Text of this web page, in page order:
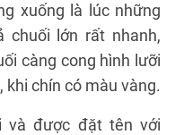
xuống là lúc những
chuối lớn rất nhanh,
càng cong hình lưỡi
khi chín có màu vàng.
và được đặt tên với